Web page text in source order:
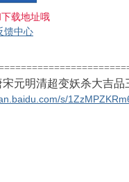
载地址哦
馈中心
元明清超变妖杀大吉品
s/